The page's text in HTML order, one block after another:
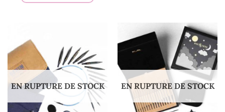
EN RUPTURE DE STOCK EN RUPTURE DE STOCK